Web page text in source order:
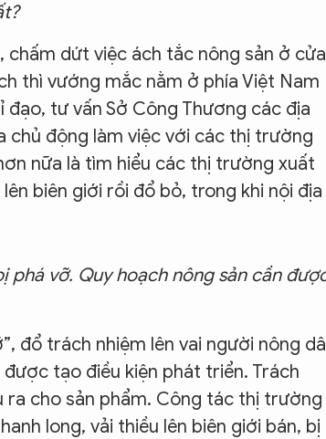
chấm dứt việc ách tắc nông sản ở cửa
thì vướng mắc nằm ở phía Việt Nam
tư vấn Sở Công Thương các địa
chủ động làm việc với các thị trường
nữa là tìm hiểu các thị trường xuất
biên giới rồi đổ bỏ, trong khi nội địa
phá vỡ. Quy hoạch nông sản cần
đổ trách nhiệm lên vai người nông
tạo điều kiện phát triển. Trách
ra cho sản phẩm. Công tác thị trường
long, vải thiều lên biên giới bán, bị